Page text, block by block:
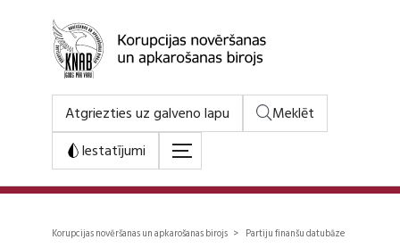
Atgriezties uz galveno lapu
Meklēt
Iestatījumi
Korupcijas novēršanas un apkarošanas birojs > Partiju finanšu datubāze